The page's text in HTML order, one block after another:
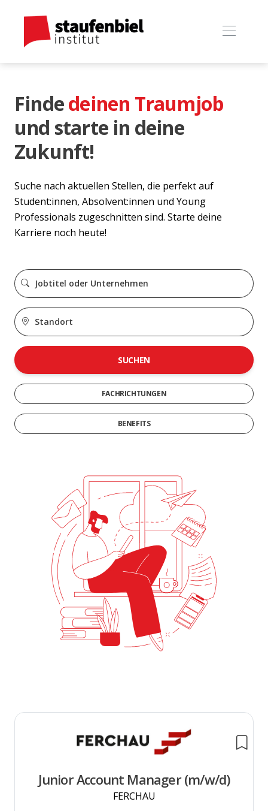
Findedeinen Traumjob
und starte in deine
Zukunft!
Suche nach aktuellen Stellen, die perfekt auf
Student:innen, Absolvent:innen und Young
Professionals zugeschnitten sind. Starte deine
Karriere noch heute!
SUCHEN
FACHRICHTUNGEN
BENEFITS
Junior Account Manager (m/w/d)
FERCHAU